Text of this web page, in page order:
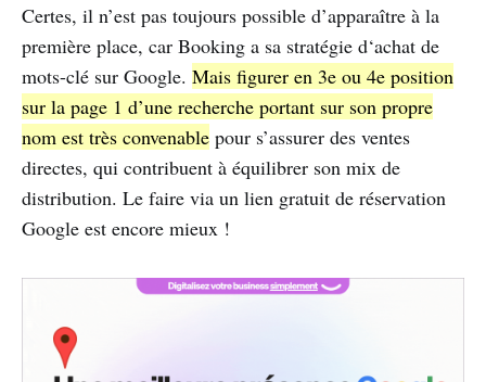
Certes, il n’est pas toujours possible d’apparaître à la
première place, car Booking a sa stratégie d‘achat de
mots-clé sur Google. Mais figurer en 3e ou 4e position
sur la page 1 d’une recherche portant sur son propre
nom est très convenable pour s’assurer des ventes
directes, qui contribuent à équilibrer son mix de
distribution. Le faire via un lien gratuit de réservation
Google est encore mieux !